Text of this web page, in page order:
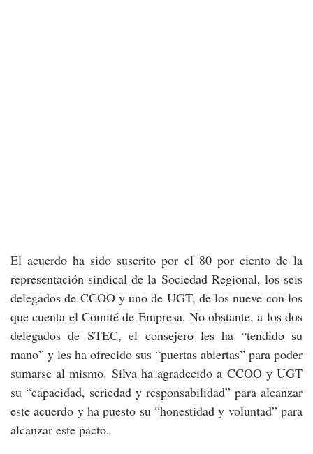
El acuerdo ha sido suscrito por el 80 por ciento de la
representación sindical de la Sociedad Regional, los seis
delegados de CCOO y uno de UGT, de los nueve con los
que cuenta el Comité de Empresa. No obstante, a los dos
delegados de STEC, el consejero les ha “tendido su
mano” y les ha ofrecido sus “puertas abiertas” para poder
sumarse al mismo. Silva ha agradecido a CCOO y UGT
su “capacidad, seriedad y responsabilidad” para alcanzar
este acuerdo y ha puesto su “honestidad y voluntad” para
alcanzar este pacto.